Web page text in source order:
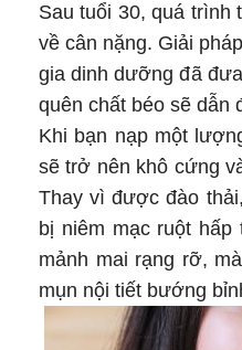
Sau tuổi 30, quá trình
về cân nặng. Giải
gia dinh dưỡng đã
quên chất béo sẽ dẫn
Khi bạn nạp một
sẽ trở nên khô cứng
Thay vì được đào
bị niêm mạc ruột
mảnh mai rạng rỡ,
mụn nội tiết bướng